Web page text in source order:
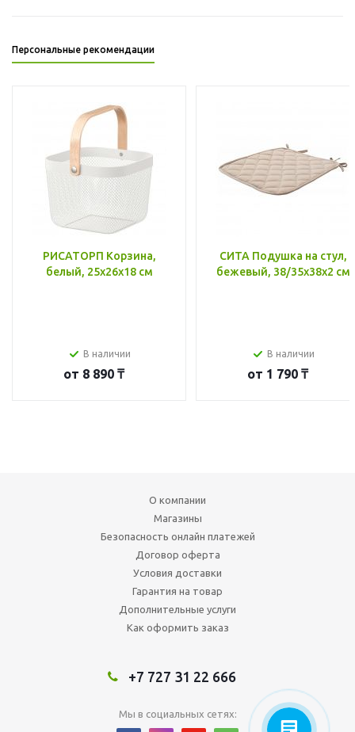
Персональные рекомендации
РИСАТОРП Корзина,
белый, 25x26x18 см
В наличии
от 8 890 ₸
СИТА Подушка на стул,
бежевый, 38/35x38x2 см
В наличии
от 1 790 ₸
О компании
Магазины
Безопасность онлайн платежей
Договор оферта
Условия доставки
Гарантия на товар
Дополнительные услуги
Как оформить заказ
+7 727 31 22 666
Мы в социальных сетях: